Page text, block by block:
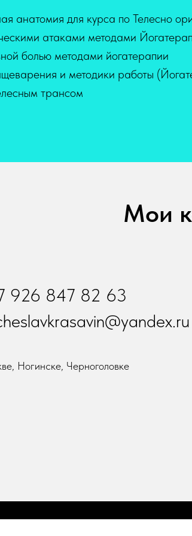
анатомия для курса по Телесно
атаками методами
болью методами йогатерапии
и методики работы
трансом
Мои
926 847 82 63
Ногинске, Черноголовке
Made on